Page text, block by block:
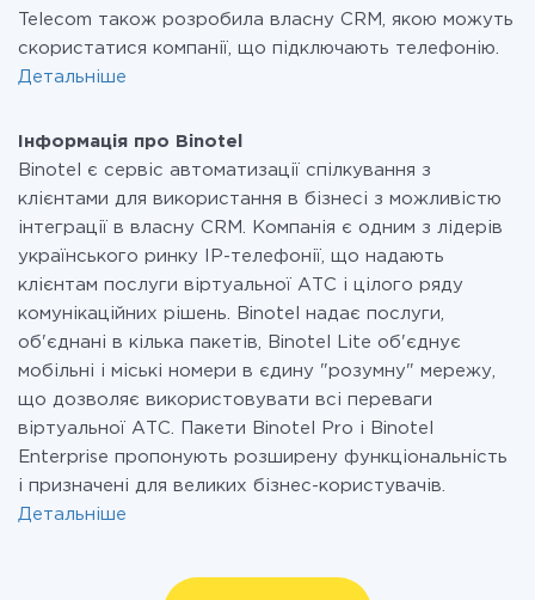
Telecom також розробила власну CRM, якою можуть
скористатися компанії, що підключають телефонію.
Детальніше
Інформація про Binotel
Binotel є сервіс автоматизації спілкування з
клієнтами для використання в бізнесі з можливістю
інтеграції в власну CRM. Компанія є одним з лідерів
українського ринку IP-телефонії, що надають
клієнтам послуги віртуальної АТС і цілого ряду
комунікаційних рішень. Binotel надає послуги,
об'єднані в кілька пакетів, Binotel Lite об'єднує
мобільні і міські номери в єдину "розумну" мережу,
що дозволяє використовувати всі переваги
віртуальної АТС. Пакети Binotel Pro і Binotel
Enterprise пропонують розширену функціональність
і призначені для великих бізнес-користувачів.
Детальніше